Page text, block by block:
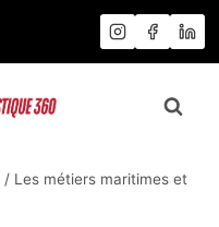
/ Les métiers maritimes et